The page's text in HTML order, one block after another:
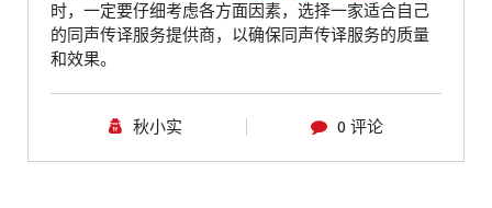
时，一定要仔细考虑各方面因素，选择一家适合自己
的同声传译服务提供商，以确保同声传译服务的质量
和效果。
秋小实 0 评论